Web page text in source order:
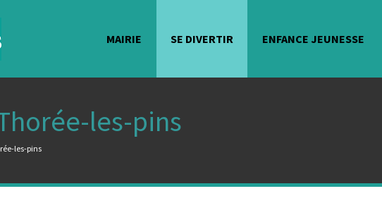
MAIRIE SE DIVERTIR ENFANCE JEUNESSE
les-pins
les-pins